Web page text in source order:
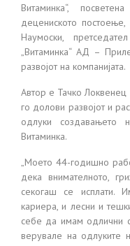
Витаминка“,
децениското
Наумоски,
„Витаминка“ АД –
развојот на компанијата.
Автор е Тачко
го долови развојот и
одлуки создавањето
Витаминка.
„Моето 44-годишно
дека внимателното,
секогаш се исплати.
кариера, и лесни и
себе да имам одлични
верувале на одлуките